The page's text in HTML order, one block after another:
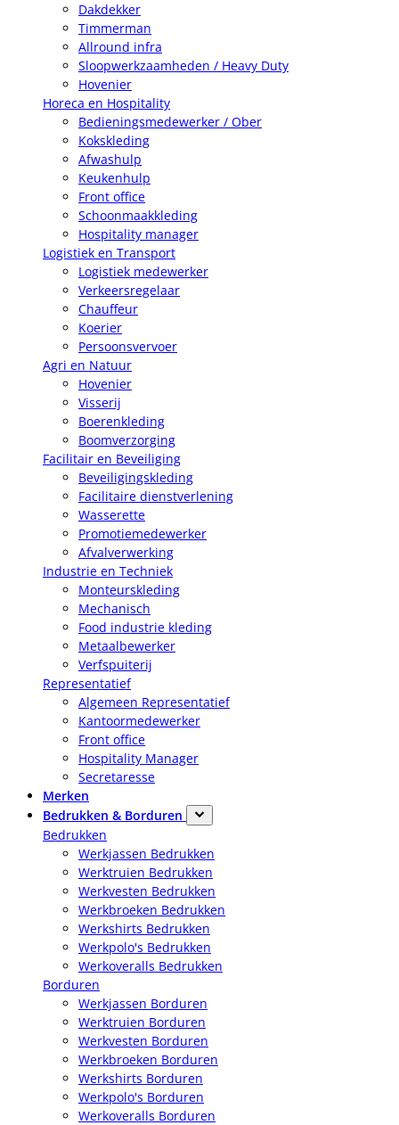
Dakdekker
Timmerman
Allround infra
Sloopwerkzaamheden / Heavy Duty
Hovenier
Horeca en Hospitality
Bedieningsmedewerker / Ober
Kokskleding
Afwashulp
Keukenhulp
Front office
Schoonmaakkleding
Hospitality manager
Logistiek en Transport
Logistiek medewerker
Verkeersregelaar
Chauffeur
Koerier
Persoonsvervoer
Agri en Natuur
Hovenier
Visserij
Boerenkleding
Boomverzorging
Facilitair en Beveiliging
Beveiligingskleding
Facilitaire dienstverlening
Wasserette
Promotiemedewerker
Afvalverwerking
Industrie en Techniek
Monteurskleding
Mechanisch
Food industrie kleding
Metaalbewerker
Verfspuiterij
Representatief
Algemeen Representatief
Kantoormedewerker
Front office
Hospitality Manager
Secretaresse
Merken
Bedrukken & Borduren
Bedrukken
Werkjassen Bedrukken
Werktruien Bedrukken
Werkvesten Bedrukken
Werkbroeken Bedrukken
Werkshirts Bedrukken
Werkpolo's Bedrukken
Werkoveralls Bedrukken
Borduren
Werkjassen Borduren
Werktruien Borduren
Werkvesten Borduren
Werkbroeken Borduren
Werkshirts Borduren
Werkpolo's Borduren
Werkoveralls Borduren